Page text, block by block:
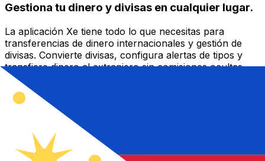
Gestiona tu dinero y divisas en cualquier lugar.
La aplicación Xe tiene todo lo que necesitas para
transferencias de dinero internacionales y gestión de
divisas. Convierte divisas, configura alertas de tipos y
transfiere dinero al extranjero sin comisiones ocultas.
¡Descarga hoy!